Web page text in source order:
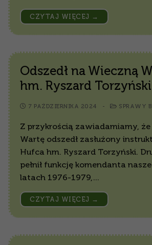
CZYTAJ WIĘCEJ →
Odszedł na Wieczną
hm. Ryszard Torzyński
7 PAŹDZIERNIKA 2024 - SPRAWY
Z przykrością zawiadamiamy,
Wartę odszedł zasłużony
Hufca hm. Ryszard Torzyński.
pełnił funkcję komendanta
latach 1976-1979,…
CZYTAJ WIĘCEJ →